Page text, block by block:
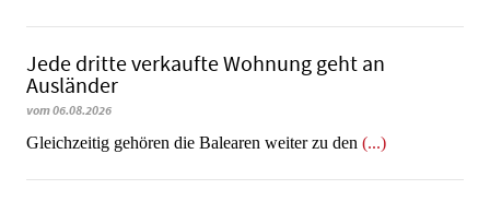
Jede dritte verkaufte Wohnung geht an
Ausländer
vom 06.08.2026
Gleichzeitig gehören die Balearen weiter zu den (...)